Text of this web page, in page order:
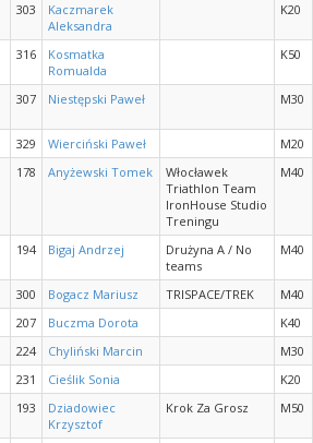
303
Kaczmarek
Aleksandra
K20
316
Kosmatka
Romualda
K50
307 Niestępski Paweł M30
329 Wierciński Paweł
M20
178 Anyżewski Tomek
Włocławek
Triathlon Team
IronHouse Studio
Treningu
M40
194 Bigaj Andrzej
Drużyna A / No
teams
M40
300 Bogacz Mariusz TRISPACE/TREK
M40
207 Buczma Dorota
K40
224 Chyliński Marcin
M30
231 Cieślik Sonia
K20
193
Dziadowiec
Krzysztof
Krok Za Grosz M50